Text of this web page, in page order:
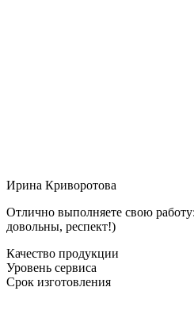
Ирина Криворотова
Отлично выполняете свою
довольны, респект!)
Качество продукции
Уровень сервиса
Срок изготовления